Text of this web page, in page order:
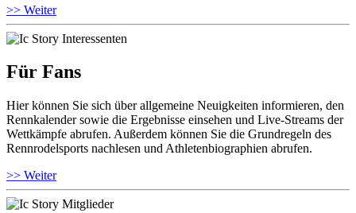
>> Weiter
Für Fans
Hier können Sie sich über allgemeine Neuigkeiten informieren, den
Rennkalender sowie die Ergebnisse einsehen und Live-Streams der
Wettkämpfe abrufen. Außerdem können Sie die Grundregeln des
Rennrodelsports nachlesen und Athletenbiographien abrufen.
>> Weiter